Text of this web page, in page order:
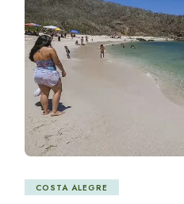
COSTA ALEGRE